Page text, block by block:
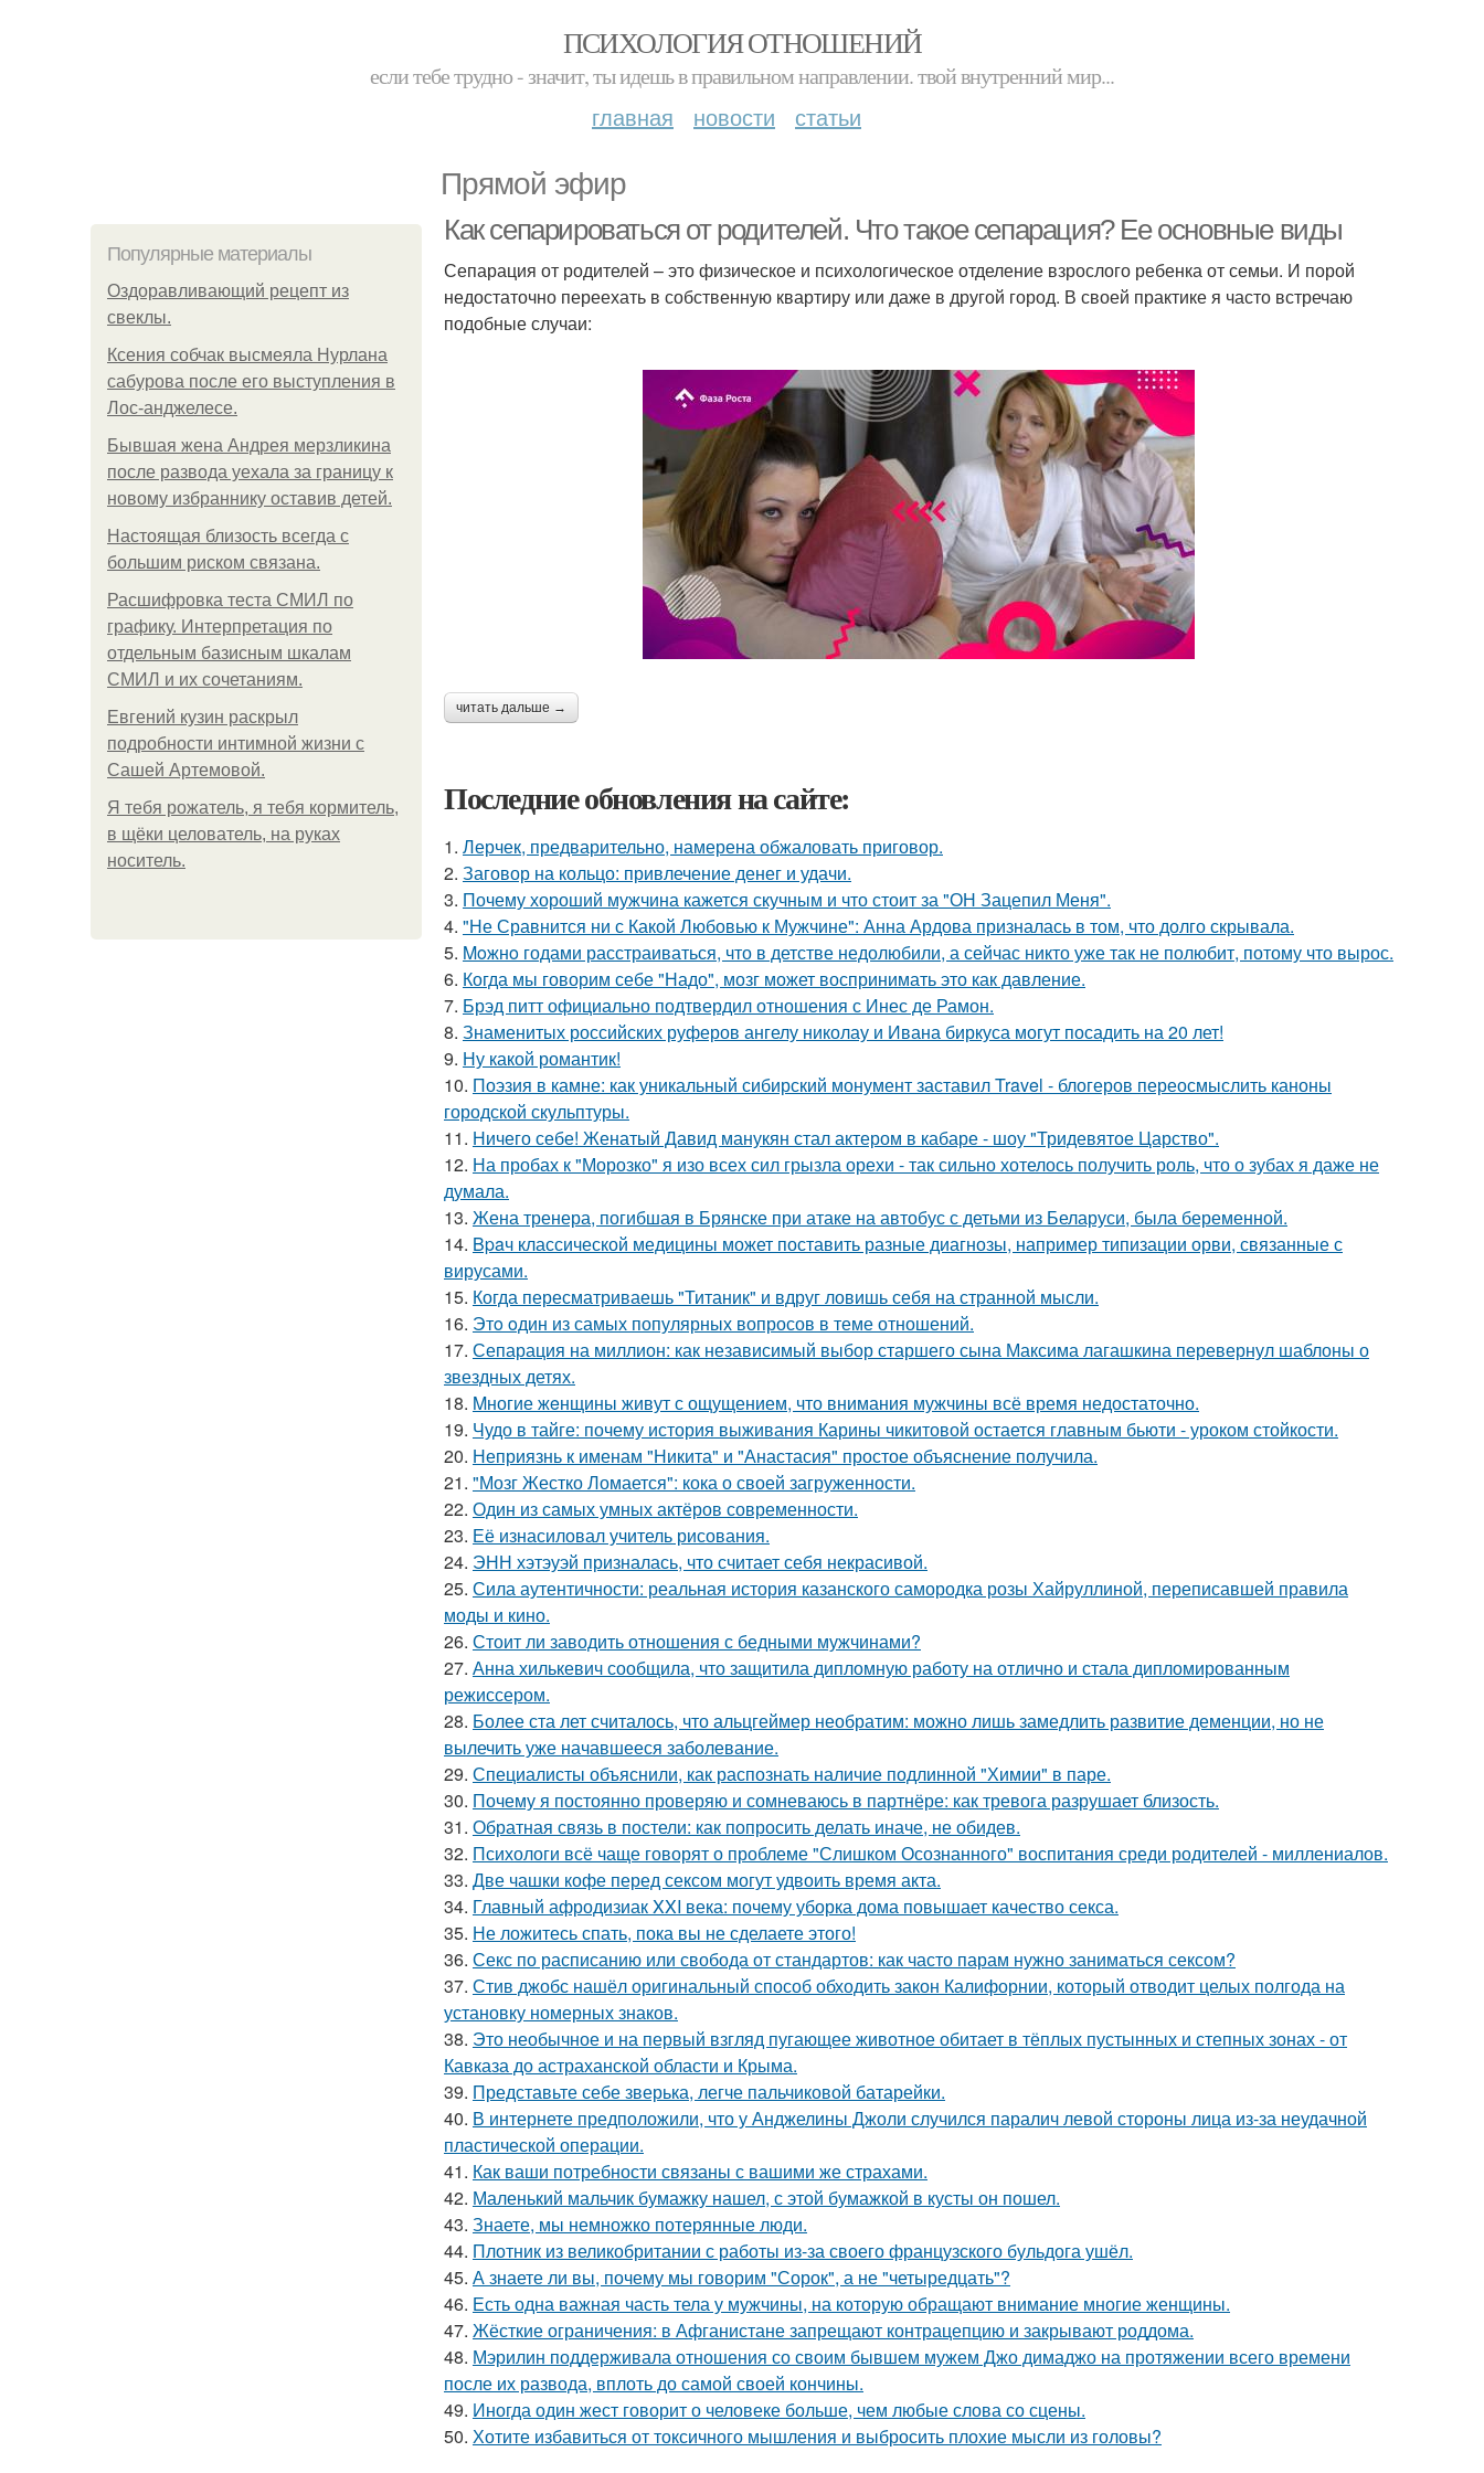
ПСИХОЛОГИЯ ОТНОШЕНИЙ
если тебе трудно - значит, ты идешь в правильном направлении. твой внутренний мир...
главная новости статьи
Прямой эфир
Популярные материалы
Оздоравливающий рецепт из
свеклы.
Ксения собчак высмеяла Нурлана
сабурова после его выступления в
Лос-анджелесе.
Бывшая жена Андрея мерзликина
после развода уехала за границу к
новому избраннику оставив детей.
Hacтоящая близость всегда с
большим риском связана.
Расшифровка теста СМИЛ по
графику. Интерпретация по
отдельным базисным шкалам
СМИЛ и их сочетаниям.
Евгений кузин раскрыл
подробности интимной жизни с
Сашей Артемовой.
Я тебя рожатель, я тебя кормитель,
в щёки целователь, на руках
носитель.
Как сепарироваться от родителей. Что такое сепарация? Ее основные виды
Сепарация от родителей – это физическое и психологическое отделение взрослого ребенка от семьи. И порой
недостаточно переехать в собственную квартиру или даже в другой город. В своей практике я часто встречаю
подобные случаи:
читать дальше →
Последние обновления на сайте:
1. Лерчек, предварительно, намерена обжаловать приговор.
2. Заговор на кольцо: привлечение денег и удачи.
3. Почему хороший мужчина кажется скучным и что стоит за "ОН Зацепил Меня".
4. "Не Сравнится ни с Какой Любовью к Мужчине": Анна Ардова призналась в том, что долго скрывала.
5. Moжнo годами расстраиваться, что в детстве недолюбили, а сейчас никто уже так не полюбит, потому что вырос.
6. Когда мы говорим себе "Надо", мозг может воспринимать это как давление.
7. Брэд питт официально подтвердил отношения с Инес де Рамон.
8. Знаменитых российских руферов ангелу николау и Ивана биркуса могут посадить на 20 лет!
9. Ну какой романтик!
10. Поэзия в камне: как уникальный сибирский монумент заставил Travel - блогеров переосмыслить каноны
городской скульптуры.
11. Ничего себе! Женатый Давид манукян стал актером в кабаре - шоу "Тридевятое Царство".
12. На пробах к "Морозко" я изо всех сил грызла орехи - так сильно хотелось получить роль, что о зубах я даже не
думала.
13. Жена тренера, погибшая в Брянске при атаке на автобус с детьми из Беларуси, была беременной.
14. Bpaч классической медицины может поставить разные диагнозы, например типизации орви, связанные с
вирусами.
15. Когда пересматриваешь "Титаник" и вдруг ловишь себя на странной мысли.
16. Этo oдин из самых популярных вопросов в теме отношений.
17. Сепарация на миллион: как независимый выбор старшего сына Максима лагашкина перевернул шаблоны о
звездных детях.
18. Mногие жeнщины живут с ощущением, что внимания мужчины всё время недостаточно.
19. Чудо в тайге: почему история выживания Карины чикитовой остается главным бьюти - уроком стойкости.
20. Неприязнь к именам "Никита" и "Анастасия" простое объяснение получила.
21. "Мозг Жестко Ломается": кока о своей загруженности.
22. Один из самых умных актёров современности.
23. Её изнасиловал учитель рисования.
24. ЭНН хэтэуэй призналась, что считает себя некрасивой.
25. Сила аутентичности: реальная история казанского самородка розы Хайруллиной, переписавшей правила
моды и кино.
26. Стоит ли заводить отношения с бедными мужчинами?
27. Анна хилькевич сообщила, что защитила дипломную работу на отлично и стала дипломированным
режиссером.
28. Более ста лет считалось, что альцгеймер необратим: можно лишь замедлить развитие деменции, но не
вылечить уже начавшееся заболевание.
29. Специалисты объяснили, как распознать наличие подлинной "Химии" в паре.
30. Почему я постоянно проверяю и сомневаюсь в партнёре: как тревога разрушает близость.
31. Обратная связь в постели: как попросить делать иначе, не обидев.
32. Психологи всё чаще говорят о проблеме "Слишком Осознанного" воспитания среди родителей - миллениалов.
33. Две чашки кофе перед сексом могут удвоить время акта.
34. Главный афродизиак XXI века: почему уборка дома повышает качество секса.
35. Не ложитесь спать, пока вы не сделаете этого!
36. Секс по расписанию или свобода от стандартов: как часто парам нужно заниматься сексом?
37. Стив джобс нашёл оригинальный способ обходить закон Калифорнии, который отводит целых полгода на
установку номерных знаков.
38. Это необычное и на первый взгляд пугающее животное обитает в тёплых пустынных и степных зонах - от
Кавказа до астраханской области и Крыма.
39. Представьте себе зверька, легче пальчиковой батарейки.
40. В интернете предположили, что у Анджелины Джоли случился паралич левой стороны лица из-за неудачной
пластической операции.
41. Как ваши потребности связаны с вашими же страхами.
42. Маленький мальчик бумажку нашел, с этой бумажкой в кусты он пошел.
43. Знаете, мы немножко потерянные люди.
44. Плотник из великобритании с работы из-за своего французского бульдога ушёл.
45. А знаете ли вы, почему мы говорим "Сорок", а не "четыредцать"?
46. Есть одна важная часть тела у мужчины, на которую обращают внимание многие женщины.
47. Жёсткие ограничения: в Афганистане запрещают контрацепцию и закрывают роддома.
48. Мэрилин поддерживала отношения со своим бывшем мужем Джо димаджо на протяжении всего времени
после их развода, вплоть до самой своей кончины.
49. Иногда один жест говорит о человеке больше, чем любые слова со сцены.
50. Хотите избавиться от токсичного мышления и выбросить плохие мысли из головы?